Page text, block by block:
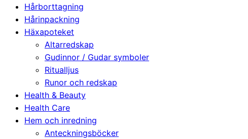
Hårborttagning
Hårinpackning
Häxapoteket
Altarredskap
Gudinnor / Gudar symboler
Ritualljus
Runor och redskap
Health & Beauty
Health Care
Hem och inredning
Anteckningsböcker